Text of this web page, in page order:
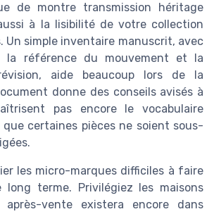
de montre transmission héritage
à la lisibilité de votre collection
Un simple inventaire manuscrit, avec
la référence du mouvement et la
aide beaucoup lors de la
donne des conseils avisés à
pas encore le vocabulaire
certaines pièces ne soient sous-
les micro-marques difficiles à faire
terme. Privilégiez les maisons
vente existera encore dans